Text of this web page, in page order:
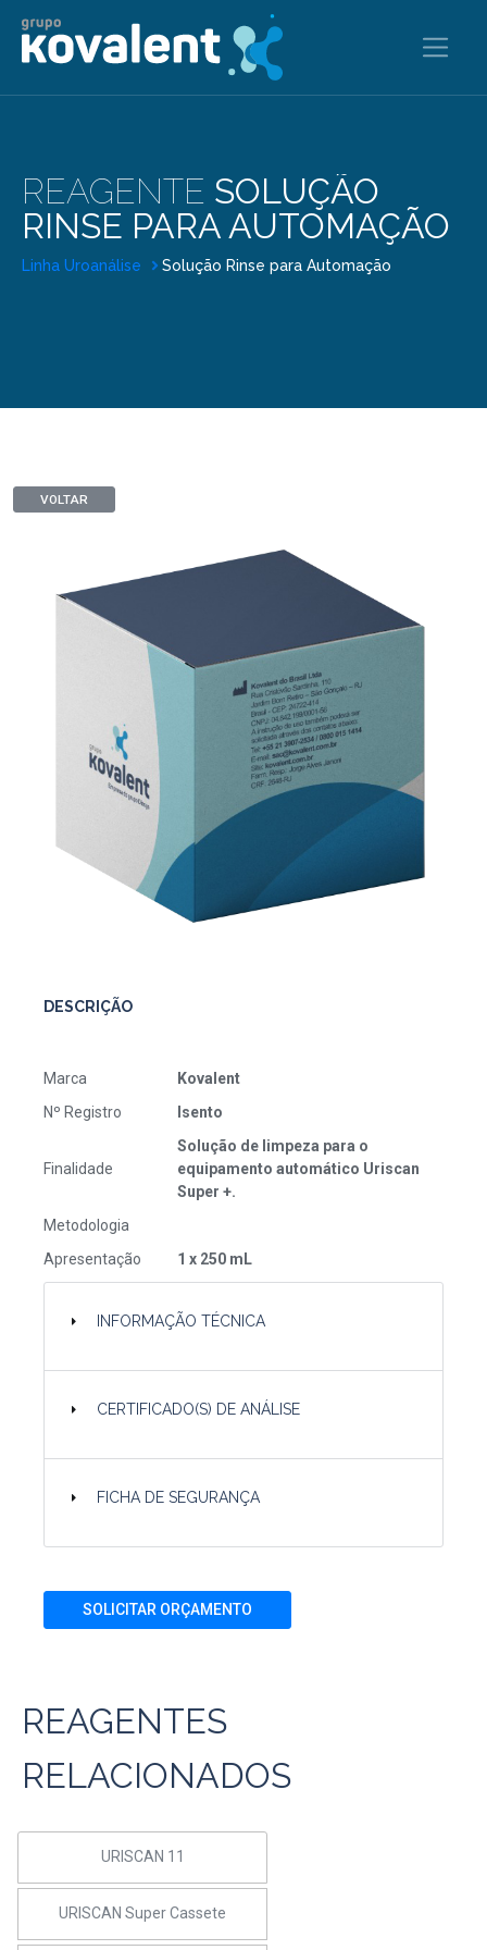
REAGENTE SOLUÇÃO
RINSE PARA AUTOMAÇÃO
Linha Uroanálise Solução Rinse para Automação
VOLTAR
DESCRIÇÃO
Marca
Kovalent
Nº Registro
Isento
Finalidade
Solução de limpeza para o
equipamento automático Uriscan
Super +.
Metodologia
Apresentação
1 x 250 mL
INFORMAÇÃO TÉCNICA
CERTIFICADO(S) DE ANÁLISE
FICHA DE SEGURANÇA
SOLICITAR ORÇAMENTO
REAGENTES
RELACIONADOS
URISCAN 11
URISCAN Super Cassete